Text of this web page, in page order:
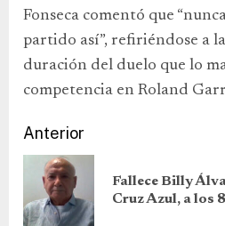
Fonseca comentó que
partido así”, refiriéndose a
duración del duelo que lo
competencia en Roland
Anterior
Fallece Billy
Cruz Azul, a los